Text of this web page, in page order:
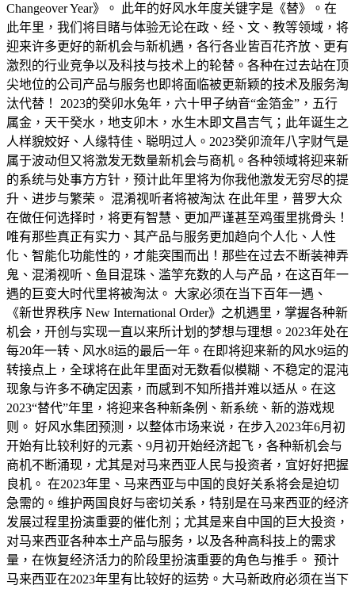
Changeover Year》。 此年的好风水年度关键字是《替》。在
此年里，我们将目睹与体验无论在政、经、文、教等领域，将
迎来许多更好的新机会与新机遇，各行各业皆百花齐放、更有
激烈的行业竞争以及科技与技术上的轮替。各种在过去站在顶
尖地位的公司产品与服务也即将面临被更新颖的技术及服务淘
汰代替！ 2023的癸卯水兔年，六十甲子纳音“金箔金”，五行
属金，天干癸水，地支卯木，水生木即文昌吉气；此年诞生之
人样貌姣好、人缘特佳、聪明过人。2023癸卯流年八字财气是
属于波动但又将激发无数量新机会与商机。各种领域将迎来新
的系统与处事方方针，预计此年里将为你我他激发无穷尽的提
升、进步与繁荣。 混淆视听者将被淘汰 在此年里，普罗大众
在做任何选择时，将更有智慧、更加严谨甚至鸡蛋里挑骨头！
唯有那些真正有实力、其产品与服务更加趋向个人化、人性
化、智能化功能性的，才能突围而出！那些在过去不断装神弄
鬼、混淆视听、鱼目混珠、滥竽充数的人与产品，在这百年一
遇的巨变大时代里将被淘汰。 大家必须在当下百年一遇、
《新世界秩序 New International Order》之机遇里，掌握各种新
机会，开创与实现一直以来所计划的梦想与理想。2023年处在
每20年一转、风水8运的最后一年。在即将迎来新的风水9运的
转接点上，全球将在此年里面对无数看似模糊、不稳定的混沌
现象与许多不确定因素，而感到不知所措并难以适从。在这
2023“替代”年里，将迎来各种新条例、新系统、新的游戏规
则。 好风水集团预测，以整体市场来说，在步入2023年6月初
开始有比较利好的元素、9月初开始经济起飞，各种新机会与
商机不断涌现，尤其是对马来西亚人民与投资者，宜好好把握
良机。 在2023年里、马来西亚与中国的良好关系将会是迫切
急需的。维护两国良好与密切关系，特别是在马来西亚的经济
发展过程里扮演重要的催化剂；尤其是来自中国的巨大投资，
对马来西亚各种本土产品与服务，以及各种高科技上的需求
量，在恢复经济活力的阶段里扮演重要的角色与推手。 预计
马来西亚在2023年里有比较好的运势。大马新政府必须在当下